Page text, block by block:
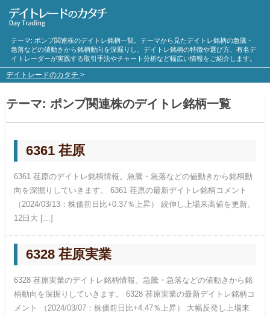
テーマ: ポンプ関連株のデイトレ銘柄一覧。テーマから見たデイトレ銘柄の急騰・
急落などの値動きから銘柄動向を深掘りし、デイトレ銘柄の特徴や選び方、有名デ
イトレーダーが実践する取引手法やチャート分析など幅広い情報をご紹介します。
デイトレードのカタチ >
テーマ: ポンプ関連株のデイトレ銘柄一覧
6361 荏原
6361 荏原のデイトレ銘柄情報。急騰・急落などの値動きから銘柄動
向を深掘りしていきます。 6361 荏原の最新デイトレ銘柄コメント
（2024/03/13：株価前日比+0.37％上昇） 続伸し上場来高値を更新。
12日大 […]
6328 荏原実業
6328 荏原実業のデイトレ銘柄情報。急騰・急落などの値動きから銘
柄動向を深掘りしていきます。 6328 荏原実業の最新デイトレ銘柄コ
メント （2024/03/07：株価前日比+4.47％上昇） 大幅反発し上場来